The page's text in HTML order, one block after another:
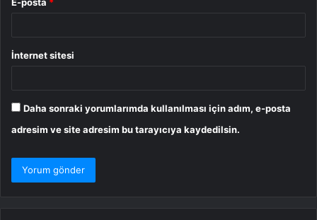
İnternet sitesi
Daha sonraki yorumlarımda kullanılması için adım, e-posta
adresim ve site adresim bu tarayıcıya kaydedilsin.